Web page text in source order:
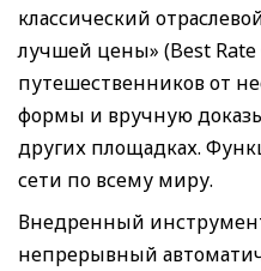
классический
лучшей цены» (Best Rate
путешественников от
формы и вручную
других площадках.
сети по всему миру.
Внедренный
непрерывный